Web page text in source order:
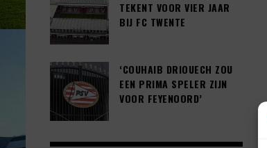
TEKENT VOOR VIER JAAR
BIJ FC TWENTE
‘COUHAIB DRIOUECH ZOU
EEN PRIMA SPELER ZIJN
VOOR FEYENOORD’